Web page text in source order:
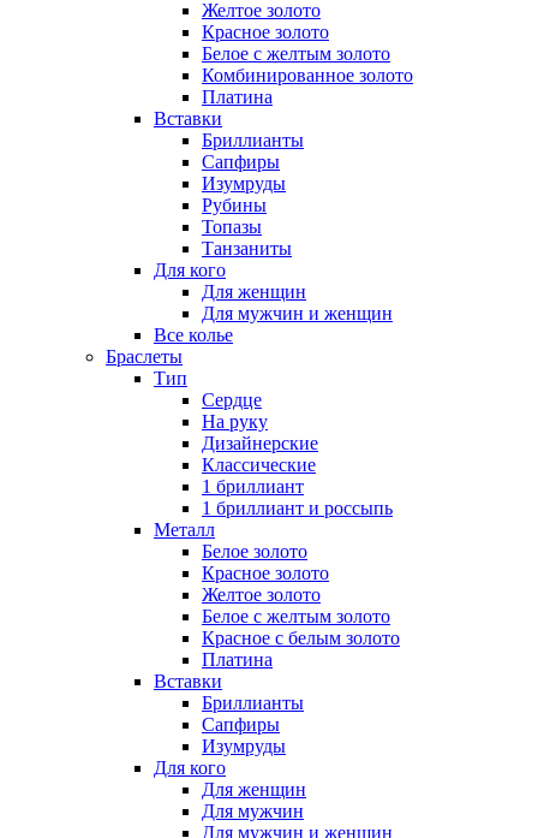
Желтое золото
Красное золото
Белое с желтым золото
Комбинированное золото
Платина
Вставки
Бриллианты
Сапфиры
Изумруды
Рубины
Топазы
Танзаниты
Для кого
Для женщин
Для мужчин и женщин
Все колье
Браслеты
Тип
Сердце
На руку
Дизайнерские
Классические
1 бриллиант
1 бриллиант и россыпь
Металл
Белое золото
Красное золото
Желтое золото
Белое с желтым золото
Красное с белым золото
Платина
Вставки
Бриллианты
Сапфиры
Изумруды
Для кого
Для женщин
Для мужчин
Для мужчин и женщин